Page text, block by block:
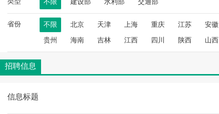
杨健
空城
空城
空城
杨健
不限 建设部 水利部 交通部
省份 不限 北京 天津 上海 重庆 江苏 安徽
贵州 海南 吉林 江西 四川 陕西 山西
招聘信息
信息标题